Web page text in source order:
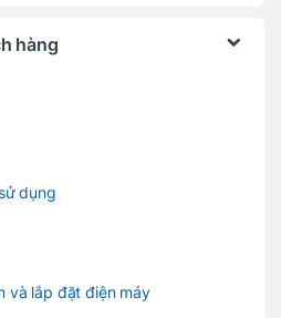
hàng
dụng
và lắp đặt điện máy